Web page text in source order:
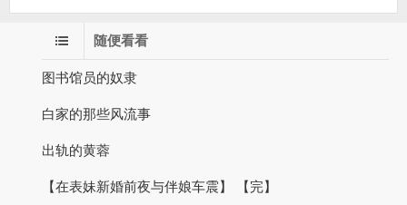
随便看看
图书馆员的奴隶
白家的那些风流事
出轨的黄蓉
【在表妹新婚前夜与伴娘车震】 【完】